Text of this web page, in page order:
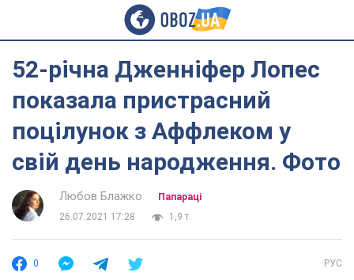
52-річна Дженніфер Лопес
показала пристрасний
поцілунок з Аффлеком у
свій день народження. Фото
Любов Блажко
Папараці
26.07.2021 17:28
1,9 т.
0 РУС